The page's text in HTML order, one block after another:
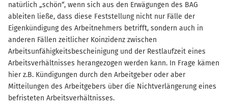
natürlich „schön“, wenn sich aus den Erwägungen des BAG
ableiten ließe, dass diese Feststellung nicht nur Fälle der
Eigenkündigung des Arbeitnehmers betrifft, sondern auch in
anderen Fällen zeitlicher Koinzidenz zwischen
Arbeitsunfähigkeitsbescheinigung und der Restlaufzeit eines
Arbeitsverhältnisses herangezogen werden kann. In Frage kämen
hier z.B. Kündigungen durch den Arbeitgeber oder aber
Mitteilungen des Arbeitgebers über die Nichtverlängerung eines
befristeten Arbeitsverhältnisses.